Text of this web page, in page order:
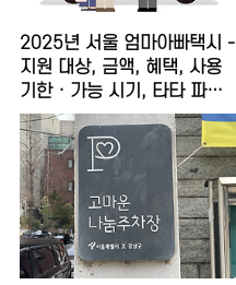
2025년 서울 엄마아빠택시 -
지원 대상, 금액, 혜택, 사용
기한 · 가능 시기, 타타 파파
신청 방법 총정리